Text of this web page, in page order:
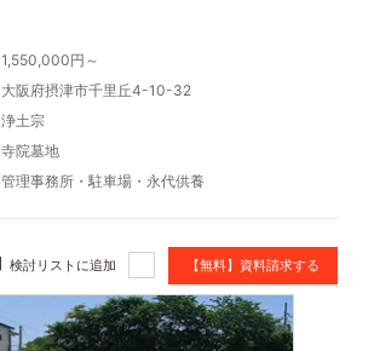
1,550,000円～
大阪府摂津市千里丘4-10-32
浄土宗
寺院墓地
管理事務所 ・ 駐車場 ・ 永代供養
検討リストに追加 【無料】資料請求する